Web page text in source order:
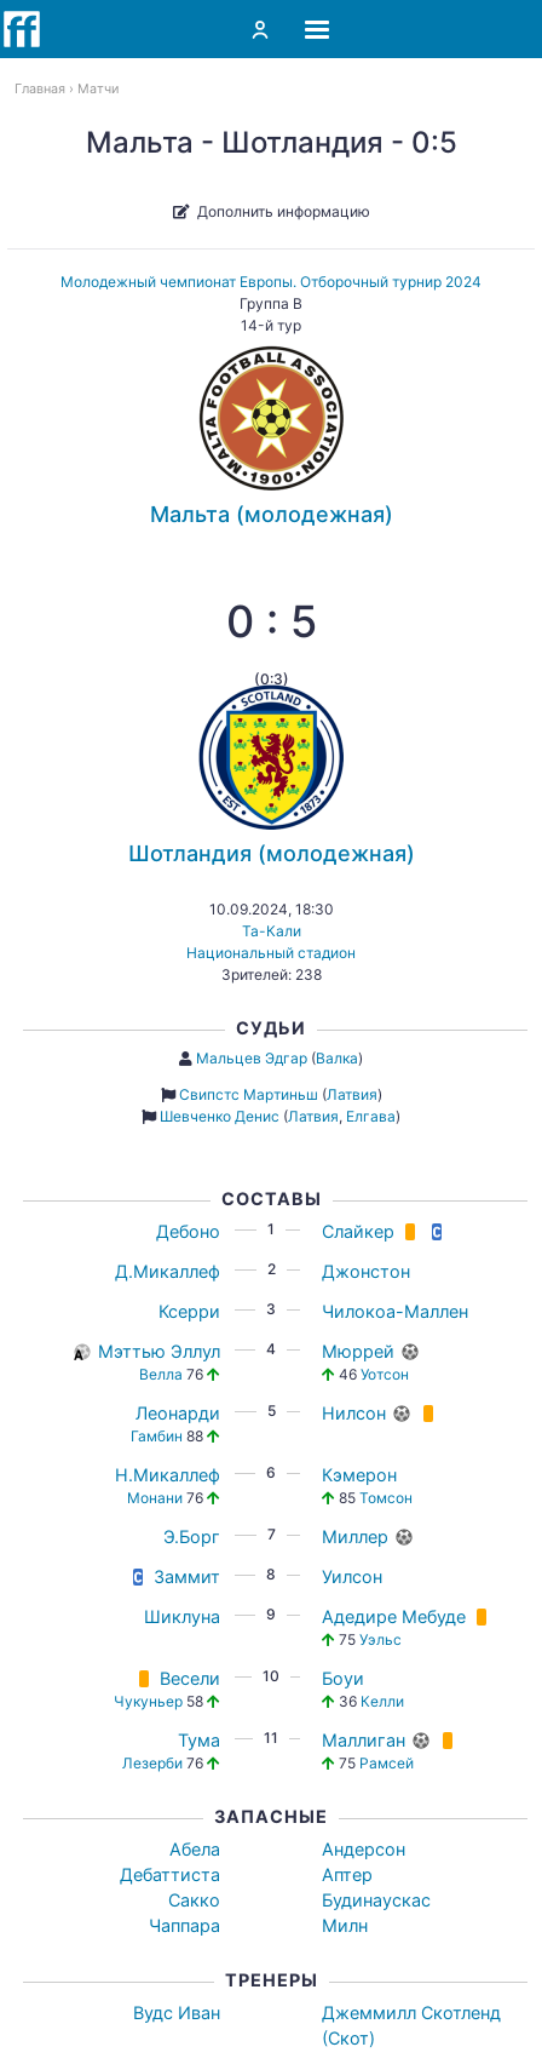
Главная Матчи
Мальта - Шотландия - 0:5
Дополнить информацию
Молодежный чемпионат Европы. Отборочный турнир 2024
Группа B
14-й тур
Мальта (молодежная)
0 : 5
(0:3)
Шотландия (молодежная)
10.09.2024, 18:30
Та-Кали
Национальный стадион
Зрителей: 238
СУДЬИ
Мальцев Эдгар (Валка)
Свипстс Мартиньш (Латвия)
Шевченко Денис (Латвия, Елгава)
СОСТАВЫ
Дебоно
1
Слайкер
Д.Микаллеф
2
Джонстон
Ксерри
3
Чилокоа-Маллен
Мэттью Эллул
Велла 76
4 Мюррей
46Уотсон
Леонарди
Гамбин 88
5 Нилсон
Н.Микаллеф
Монани76
6 Кэмерон
85Томсон
Э.Борг 7
Миллер
Заммит
8
Уилсон
Шиклуна
9 Адедире Мебуде
75Уэльс
Весели
Чукуньер58
10 Боуи
36 Келли
Тума
Лезерби76
11 Маллиган
75 Рамсей
ЗАПАСНЫЕ
Абела
Дебаттиста
Сакко
Чаппара
Андерсон
Аптер
Будинаускас
Милн
ТРЕНЕРЫ
Вудс Иван
Джеммилл Скотленд
(Скот)